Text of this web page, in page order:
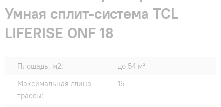
Умная сплит-система TCL
LIFERISE ONF 18
Площадь, м2:
до 54 м²
Максимальная длина
трассы:
15